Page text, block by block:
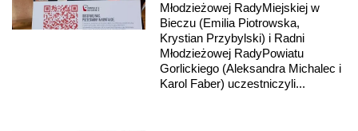
Młodzieżowej RadyMiejskiej w
Bieczu (Emilia Piotrowska,
Krystian Przybylski) i Radni
Młodzieżowej RadyPowiatu
Gorlickiego (Aleksandra Michalec i
Karol Faber) uczestniczyli...